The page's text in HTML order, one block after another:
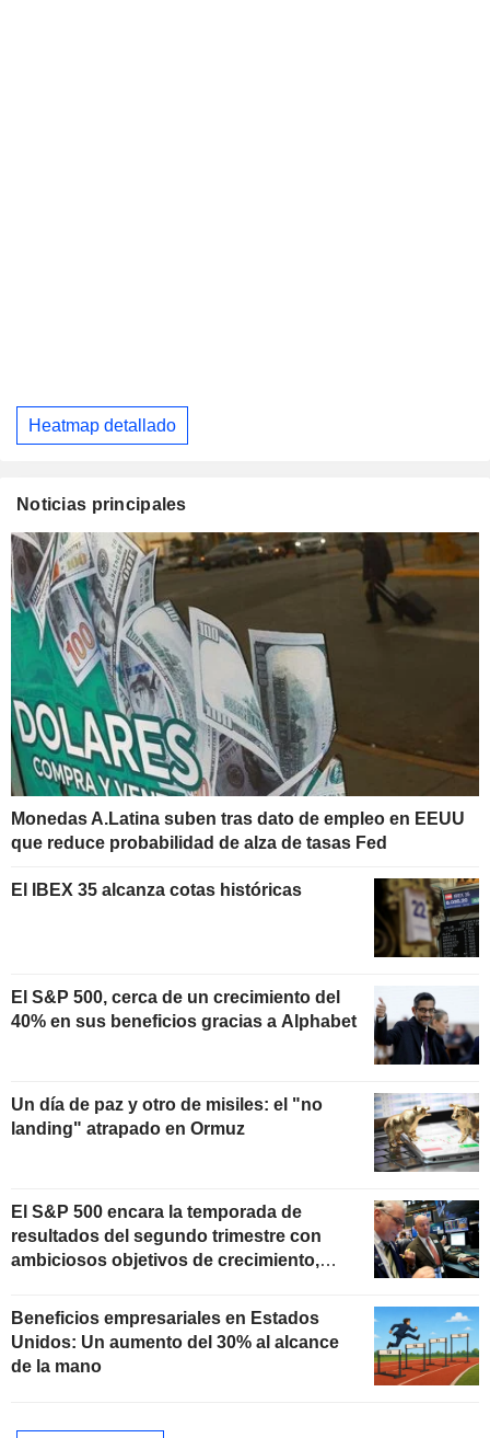
Heatmap detallado
Noticias principales
Monedas A.Latina suben tras dato de empleo en EEUU
que reduce probabilidad de alza de tasas Fed
El IBEX 35 alcanza cotas históricas
El S&P 500, cerca de un crecimiento del
40% en sus beneficios gracias a Alphabet
Un día de paz y otro de misiles: el "no
landing" atrapado en Ormuz
El S&P 500 encara la temporada de
resultados del segundo trimestre con
ambiciosos objetivos de crecimiento,
Beneficios empresariales en Estados
Unidos: Un aumento del 30% al alcance
de la mano